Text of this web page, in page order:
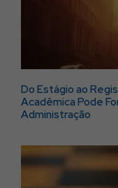
Do Estágio ao
Acadêmica Pode
Administração